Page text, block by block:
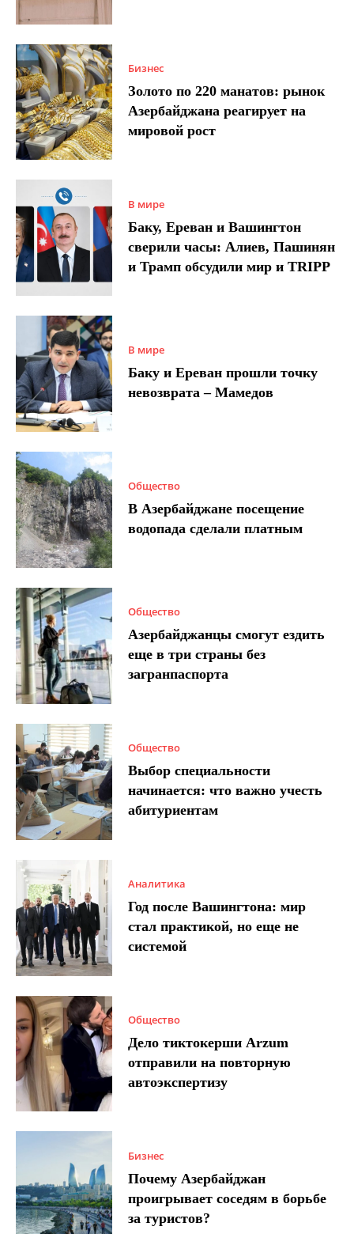
Бизнес
Золото по 220 манатов: рынок
Азербайджана реагирует на
мировой рост
В мире
Баку, Ереван и Вашингтон
сверили часы: Алиев, Пашинян
и Трамп обсудили мир и TRIPP
В мире
Баку и Ереван прошли точку
невозврата – Мамедов
Общество
В Азербайджане посещение
водопада сделали платным
Общество
Азербайджанцы смогут ездить
еще в три страны без
загранпаспорта
Общество
Выбор специальности
начинается: что важно учесть
абитуриентам
Аналитика
Год после Вашингтона: мир
стал практикой, но еще не
системой
Общество
Дело тиктокерши Arzum
отправили на повторную
автоэкспертизу
Бизнес
Почему Азербайджан
проигрывает соседям в борьбе
за туристов?